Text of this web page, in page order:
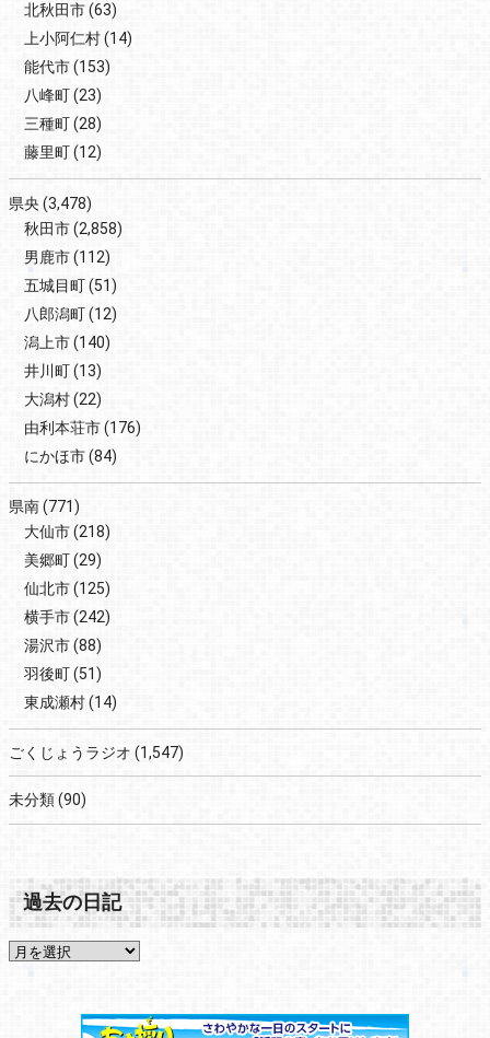
北秋田市(63)
上小阿仁村(14)
能代市(153)
八峰町(23)
三種町(28)
藤里町(12)
県央(3,478)
秋田市(2,858)
男鹿市(112)
五城目町(51)
八郎潟町(12)
潟上市(140)
井川町(13)
大潟村(22)
由利本荘市(176)
にかほ市(84)
県南(771)
大仙市(218)
美郷町(29)
仙北市(125)
横手市(242)
湯沢市(88)
羽後町(51)
東成瀬村(14)
ごくじょうラジオ (1,547)
未分類(90)
過去の日記